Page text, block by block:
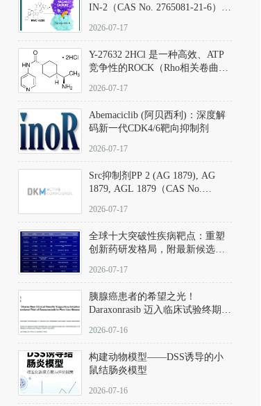
IN-2（CAS No. 2765081-21-6）：
向KRAS/NRAS/HRAS的广谱RAS
2026-07-17
Y-27632 2HCl 是一种高效、ATP
竞争性的ROCK（Rho相关卷曲螺
同等抑制ROCK1与ROCK2；其通
过精准嵌入激酶的ATP结合位点
发挥抑制作用，对ROCK1和
ROCK2的解离常数（Ki）分别为
140 nM和300 nM；在众多丝氨酸/
中，其靶向ROCK的选择性超过
200倍，凸显出优异的分子特异
2026-07-17
Abemaciclib (阿贝西利)：深度解
码新一代CDK4/6靶向抑制剂
2026-07-17
Src抑制剂PP 2 (AG 1879), AG
1879, AGL 1879（CAS No.
应用指南
2026-07-17
全球十大突破性疾病靶点：重塑
创新药研发格局，附最新候选分
2026-07-17
胰腺癌患者的希望之光！
Daraxonrasib 迈入临床试验终期阶
2026-07-16
构建动物模型——DSS诱导的小
鼠结肠炎模型
2026-07-16